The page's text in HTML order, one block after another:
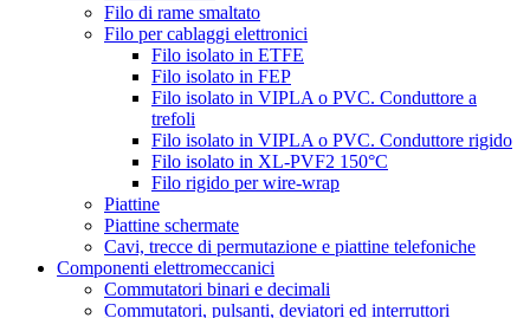
Filo di rame smaltato
Filo per cablaggi elettronici
Filo isolato in ETFE
Filo isolato in FEP
Filo isolato in VIPLA o PVC. Conduttore a
trefoli
Filo isolato in VIPLA o PVC. Conduttore rigido
Filo isolato in XL-PVF2 150°C
Filo rigido per wire-wrap
Piattine
Piattine schermate
Cavi, trecce di permutazione e piattine telefoniche
Componenti elettromeccanici
Commutatori binari e decimali
Commutatori, pulsanti, deviatori ed interruttori